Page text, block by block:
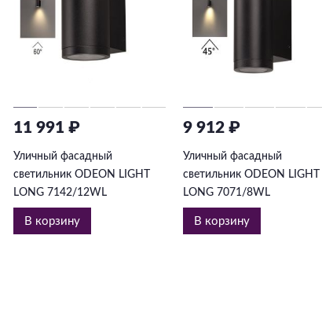
11 991 ₽
Уличный фасадный
светильник ODEON LIGHT
LONG 7142/12WL
В корзину
9 912 ₽
Уличный фасадный
светильник ODEON LIGHT
LONG 7071/8WL
В корзину